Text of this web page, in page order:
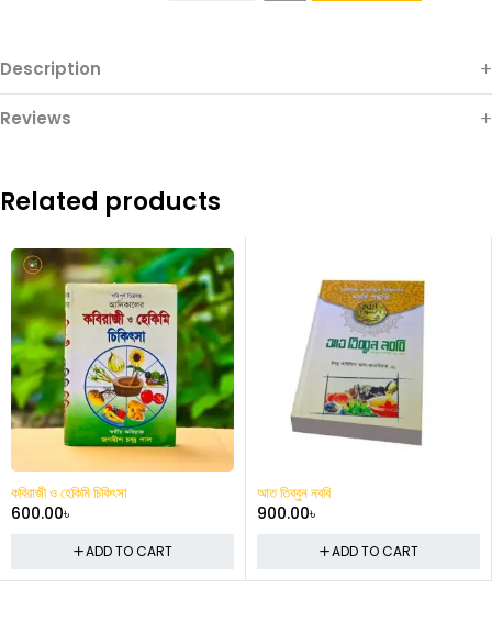
Description
Reviews
Related products
কবিরাজী ও হেকিমি চিকিৎসা
600.00৳
ADD TO CART
আত তিব্বুন নববি
900.00৳
ADD TO CART